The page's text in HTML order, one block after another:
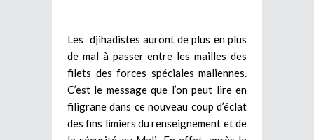
Les djihadistes auront de plus en plus
de mal à passer entre les mailles des
filets des forces spéciales maliennes.
C’est le message que l’on peut lire en
filigrane dans ce nouveau coup d’éclat
des fins limiers du renseignement et de